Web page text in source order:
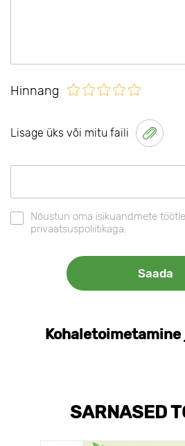
Hinnang
Lisage üks või mitu faili
Nõustun oma isikuandmete
privaatsuspoliitikaga.
SARNASED